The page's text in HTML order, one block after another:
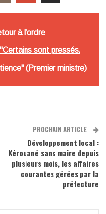
à l'ordre
sont pressés,
(Premier ministre)
PROCHAIN ARTICLE
Développement local :
Kérouané sans maire depuis
plusieurs mois, les affaires
courantes gérées par la
préfecture